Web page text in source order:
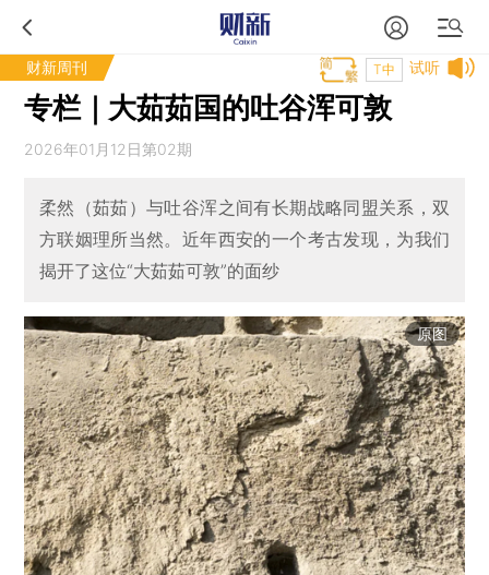
财新周刊 试听
T中
专栏｜大茹茹国的吐谷浑可敦
2026年01月12日第02期
柔然（茹茹）与吐谷浑之间有长期战略同盟关系，双
方联姻理所当然。近年西安的一个考古发现，为我们
揭开了这位“大茹茹可敦”的面纱
原图